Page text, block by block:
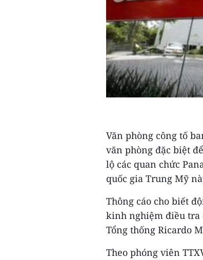
Văn phòng công tố
văn phòng đặc biệt
lộ các quan chức
quốc gia Trung Mỹ
Thông cáo cho biết
kinh nghiệm điều tra
Tổng thống Ricardo
Theo phóng viên